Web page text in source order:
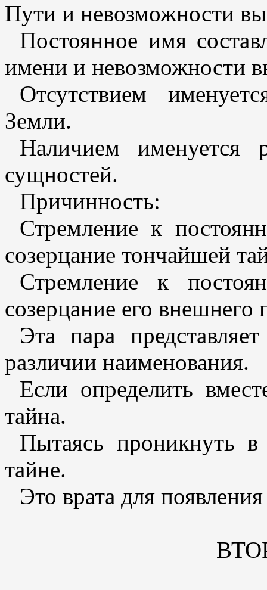
Пути и невозможности
Постоянное имя
имени и невозможности
Отсутствием
Земли.
Наличием именуется
сущностей.
Причинность:
Стремление к
созерцание тончайшей
Стремление к
созерцание его внешнего
Эта пара
различии наименования.
Если определить
тайна.
Пытаясь проникнуть
тайне.
Это врата для